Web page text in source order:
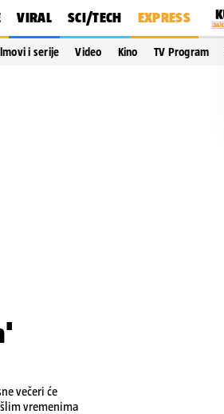
VIRAL SCI/TECH EXPRESS
i serije Video Kino TV Program
večeri će
vremenima